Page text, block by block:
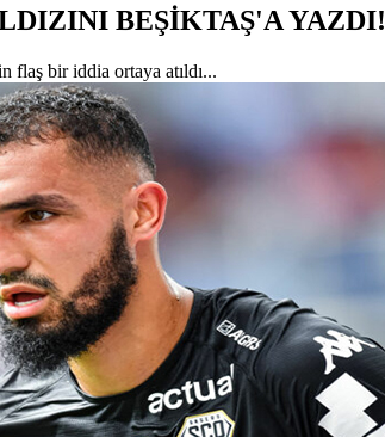
BEŞİKTAŞ'A YAZDI!
flaş bir iddia ortaya atıldı...